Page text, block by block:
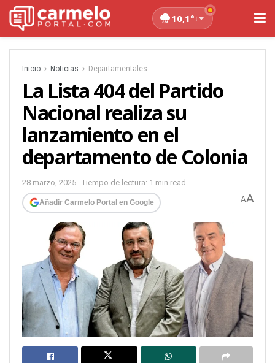
10,1°↓
Inicio Noticias Departamentales
La Lista 404 del Partido
Nacional realiza su
lanzamiento en el
departamento de Colonia
28 marzo, 2025 Tiempo de lectura: 1 min read
Añadir Carmelo Portal en Google AA